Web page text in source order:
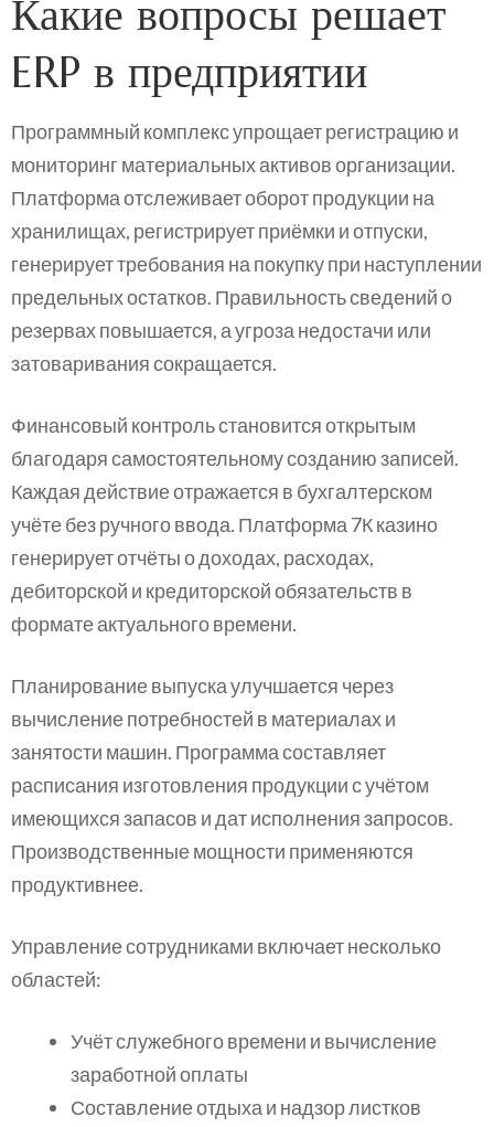
Какие вопросы решает
ERP в предприятии
Программный комплекс упрощает регистрацию и
мониторинг материальных активов организации.
Платформа отслеживает оборот продукции на
хранилищах, регистрирует приёмки и отпуски,
генерирует требования на покупку при наступлении
предельных остатков. Правильность сведений о
резервах повышается, а угроза недостачи или
затоваривания сокращается.
Финансовый контроль становится открытым
благодаря самостоятельному созданию записей.
Каждая действие отражается в бухгалтерском
учёте без ручного ввода. Платформа 7К казино
генерирует отчёты о доходах, расходах,
дебиторской и кредиторской обязательств в
формате актуального времени.
Планирование выпуска улучшается через
вычисление потребностей в материалах и
занятости машин. Программа составляет
расписания изготовления продукции с учётом
имеющихся запасов и дат исполнения запросов.
Производственные мощности применяются
продуктивнее.
Управление сотрудниками включает несколько
областей:
Учёт служебного времени и вычисление
заработной оплаты
Составление отдыха и надзор листков